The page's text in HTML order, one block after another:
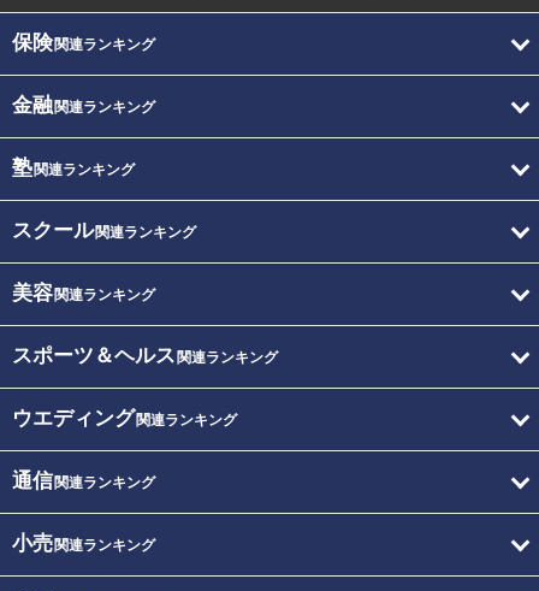
保険関連ランキング
金融関連ランキング
塾関連ランキング
スクール関連ランキング
美容関連ランキング
スポーツ＆ヘルス 関連ランキング
ウエディング関連ランキング
通信関連ランキング
小売関連ランキング